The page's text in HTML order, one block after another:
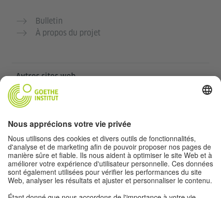
Bulletin
À propos du projet
Autres sites web
Communauté „Deutsch für dich“
Cours d’allemand de l’Institut Goethe
Portail pour enseignants „Deutschstunde“
Confidentialité et accessibilité